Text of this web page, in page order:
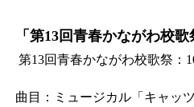
「第13回青春かながわ校
第13回青春かながわ校歌祭：
曲目：ミュージカル「キャッ